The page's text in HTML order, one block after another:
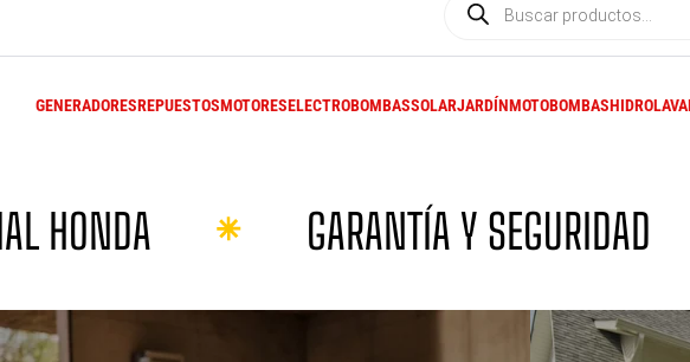
GENERADORESREPUESTOSMOTORESELECTROBOMBASSOLARJARDÍNMOTOBOMBAS
Y SEGURIDAD